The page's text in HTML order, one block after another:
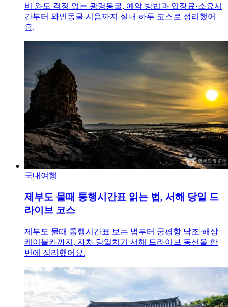
비 와도 걱정 없는 광명동굴, 예약 방법과 입장료·소요시
간부터 와인동굴 시음까지 실내 하루 코스로 정리했어
요.
국내여행
제부도 물때 통행시간표 읽는 법, 서해 당일 드
라이브 코스
제부도 물때 통행시간표 보는 법부터 궁평항 낙조·해상
케이블카까지, 자차 당일치기 서해 드라이브 동선을 한
번에 정리했어요.